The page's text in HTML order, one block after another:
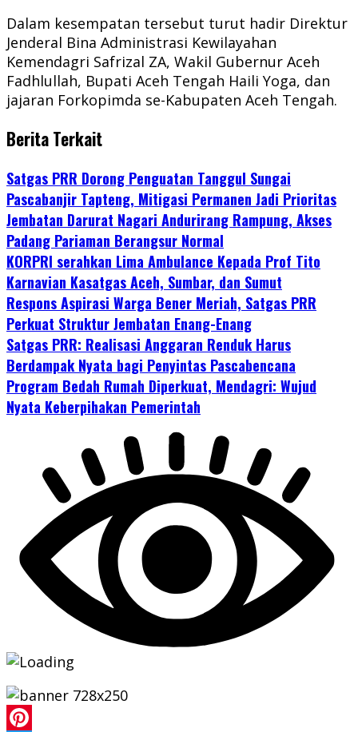
Dalam kesempatan tersebut turut hadir Direktur
Jenderal Bina Administrasi Kewilayahan
Kemendagri Safrizal ZA, Wakil Gubernur Aceh
Fadhlullah, Bupati Aceh Tengah Haili Yoga, dan
jajaran Forkopimda se-Kabupaten Aceh Tengah.
Berita Terkait
Satgas PRR Dorong Penguatan Tanggul Sungai
Pascabanjir Tapteng, Mitigasi Permanen Jadi Prioritas
Jembatan Darurat Nagari Andurirang Rampung, Akses
Padang Pariaman Berangsur Normal
KORPRI serahkan Lima Ambulance Kepada Prof Tito
Karnavian Kasatgas Aceh, Sumbar, dan Sumut
Respons Aspirasi Warga Bener Meriah, Satgas PRR
Perkuat Struktur Jembatan Enang-Enang
Satgas PRR: Realisasi Anggaran Renduk Harus
Berdampak Nyata bagi Penyintas Pascabencana
Program Bedah Rumah Diperkuat, Mendagri: Wujud
Nyata Keberpihakan Pemerintah